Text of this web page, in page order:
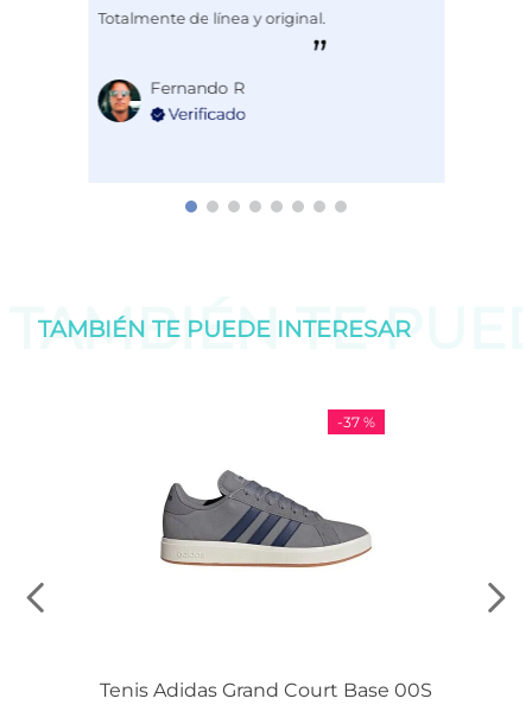
Totalmente de línea y original.
Fernando R
TAMBIÉN TE
TAMBIÉN TE PUEDE INTERESAR
-37 %
Tenis Adidas Grand Court Base 00S